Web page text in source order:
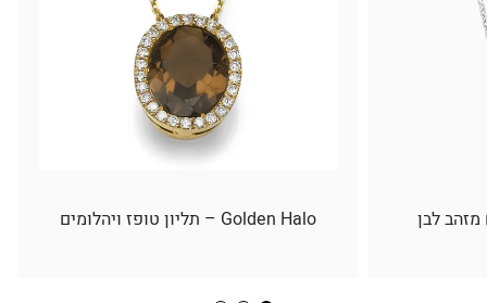
מזהב לבן Golden Halo – תליון טופז ויהלומים